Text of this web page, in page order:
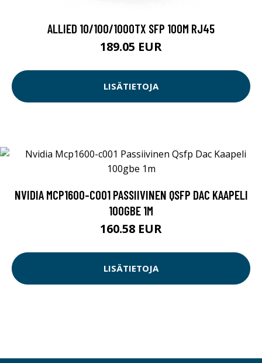
ALLIED 10/100/1000TX SFP 100M RJ45
189.05 EUR
LISÄTIETOJA
NVIDIA MCP1600-C001 PASSIIVINEN QSFP DAC KAAPELI
100GBE 1M
160.58 EUR
LISÄTIETOJA